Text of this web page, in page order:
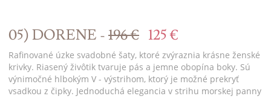
05) DORENE -196 € 125 €
Rafinované úzke svadobné šaty, ktoré zvýraznia krásne ženské
krivky. Riasený živôtik tvaruje pás a jemne obopína boky. Sú
výnimočné hlbokým V - výstrihom, ktorý je možné prekryť
vsadkou z čipky. Jednoduchá elegancia v strihu morskej panny